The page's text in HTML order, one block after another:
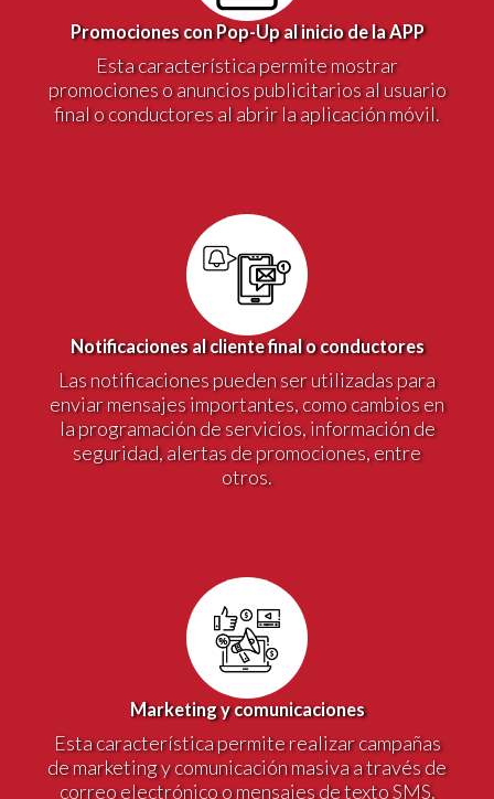
Promociones con Pop-Up al inicio de la APP
Esta característica permite mostrar
promociones o anuncios publicitarios al usuario
final o conductores al abrir la aplicación móvil.
Notificaciones al cliente final o conductores
Las notificaciones pueden ser utilizadas para
enviar mensajes importantes, como cambios en
la programación de servicios, información de
seguridad, alertas de promociones, entre
otros.
Marketing y comunicaciones
Esta característica permite realizar campañas
de marketing y comunicación masiva a través de
correo electrónico o mensajes de texto SMS.